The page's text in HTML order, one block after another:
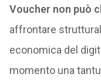
Voucher non può
affrontare
economica del
momento una